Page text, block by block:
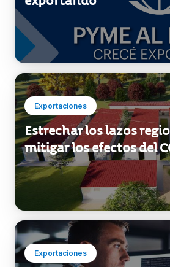
Uruguay: una
tecnológica en poco
década
Uruguay, líder en
renovables